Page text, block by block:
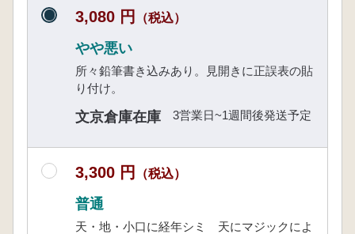
3,080 円 （税込）
やや悪い
所々鉛筆書き込みあり。見開きに正誤表の貼
り付け。
文京倉庫在庫 3営業日~1週間後発送予定
3,300 円 （税込）
普通
天・地・小口に経年シミ 天にマジックによ